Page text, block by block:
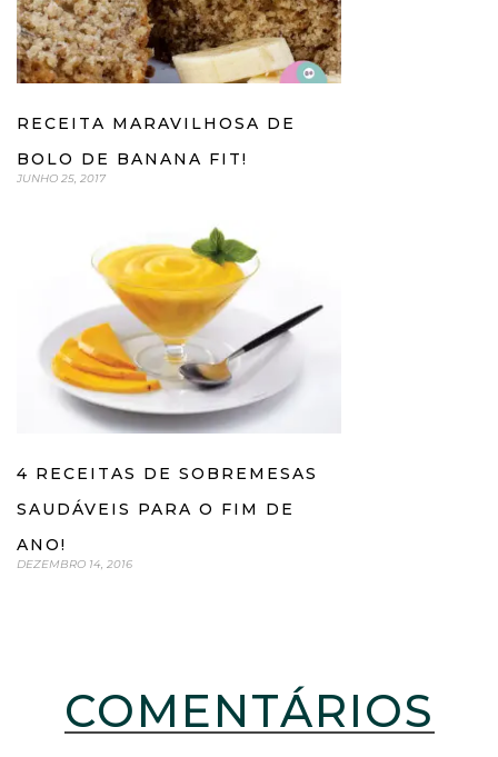
RECEITA MARAVILHOSA DE
BOLO DE BANANA FIT!
JUNHO 25, 2017
4 RECEITAS DE SOBREMESAS
SAUDÁVEIS PARA O FIM DE
ANO!
DEZEMBRO 14, 2016
COMENTÁRIOS